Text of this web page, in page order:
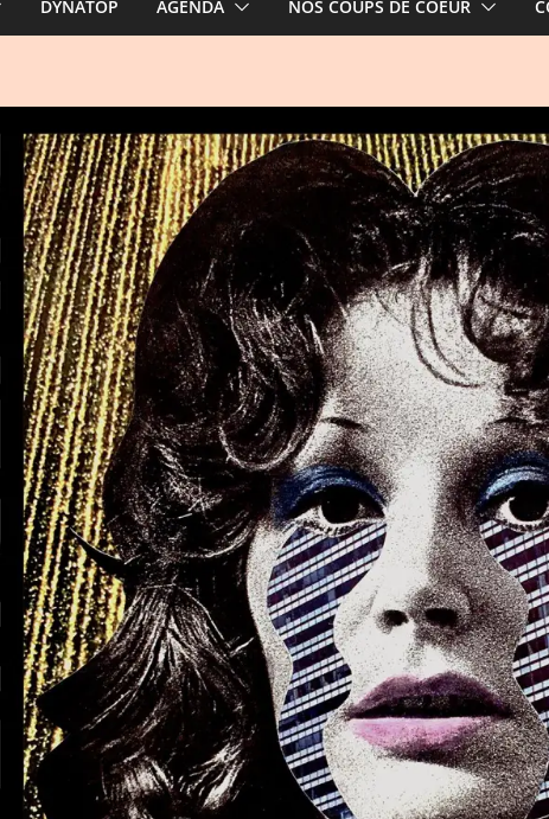
DYNATOP AGENDA NOS COUPS DE COEUR